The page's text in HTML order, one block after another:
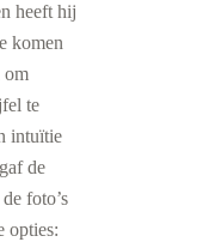
heeft hij
komen
om
te
intuïtie
de
foto’s
opties: